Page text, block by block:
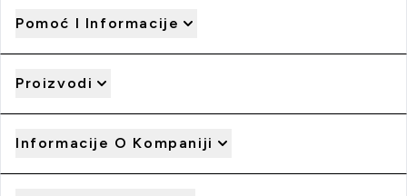
Pomoć I Informacije
Proizvodi
Informacije O Kompaniji